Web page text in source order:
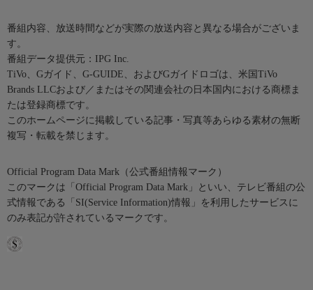
番組内容、放送時間などが実際の放送内容と異なる場合がございま
す。
番組データ提供元：IPG Inc.
TiVo、Gガイド、G-GUIDE、およびGガイドロゴは、米国TiVo
Brands LLCおよび／またはその関連会社の日本国内における商標ま
たは登録商標です。
このホームページに掲載している記事・写真等あらゆる素材の無断
複写・転載を禁じます。
Official Program Data Mark（公式番組情報マーク）
このマークは「Official Program Data Mark」といい、テレビ番組の公
式情報である「SI(Service Information)情報」を利用したサービスに
のみ表記が許されているマークです。